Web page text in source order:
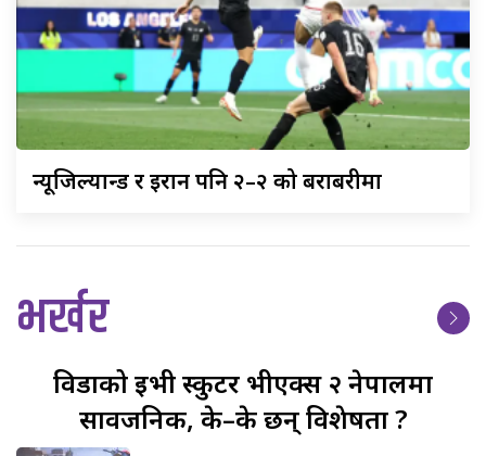
न्यूजिल्यान्डर इरान पनि २–२ को बराबरीमा
भर्खर
विडाकोईभी स्कुटर भीएक्स २ नेपालमा
सार्वजनिक, के–के छन् विशेषता ?